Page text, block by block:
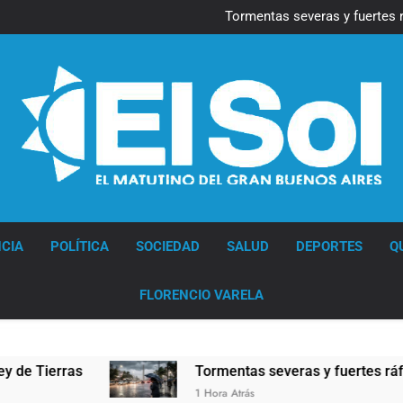
Tormentas severas y fuertes
Senado debate el
Senado debate el
POLÍTICA SOCIEDAD SALUD DEPORTES
FLORENCIO VARELA
Tormentas severas y fuertes ráfagas de
1 Hora Atrás